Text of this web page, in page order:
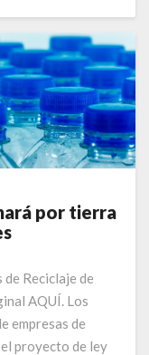
por tierra
Reciclaje de
AQUÍ. Los
empresas de
proyecto de ley